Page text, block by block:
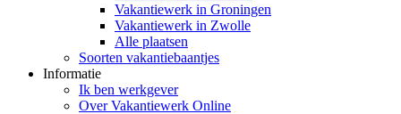
Vakantiewerk in Groningen
Vakantiewerk in Zwolle
Alle plaatsen
Soorten vakantiebaantjes
Informatie
Ik ben werkgever
Over Vakantiewerk Online